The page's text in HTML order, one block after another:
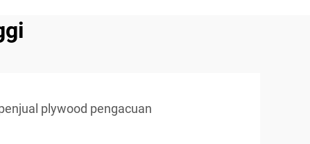
plywood pengacuan